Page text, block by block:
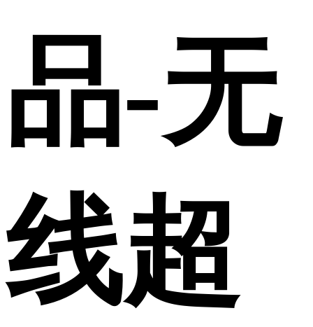
品-无
线超